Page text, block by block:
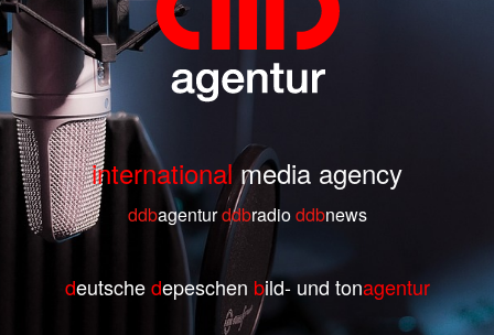
internationalmedia agency
ddbagenturddbradioddbnews
deutschedepeschen bild- und tonagentur